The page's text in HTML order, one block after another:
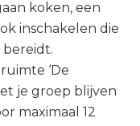
koken, een
inschakelen die
‘De
je groep blijven
maximaal 12